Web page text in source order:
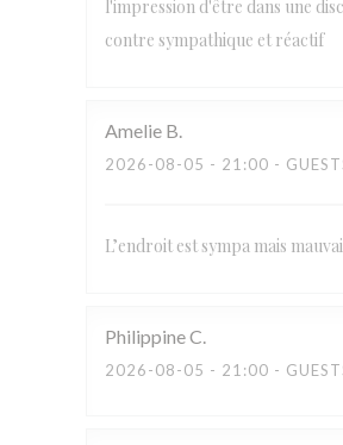
l'impression d'être dans une
contre sympathique et réactif
Amelie B
2026-08-05 - 21:00 -
L’endroit est sympa mais
PhilippineC
2026-08-05 - 21:00 -